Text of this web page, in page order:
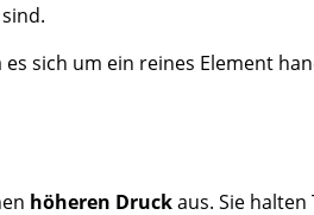
es sich um ein reines Element
höheren Druckaus. Sie